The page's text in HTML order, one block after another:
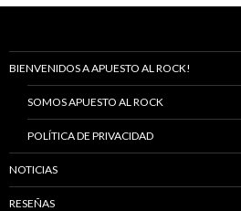
BIENVENIDOS A APUESTO AL ROCK!
SOMOS APUESTO AL ROCK
POLÍTICA DE PRIVACIDAD
NOTICIAS
RESEÑAS